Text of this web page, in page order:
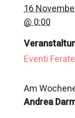
16
@ 0:00
Eventi Feratel
Am
Andrea